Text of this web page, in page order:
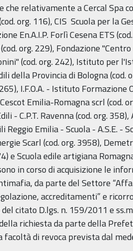
che relativamente a Cercal Spa
org. 116), CIS Scuola per la
En.A.I.P. Forlì Cesena ETS
(cod. org. 229), Fondazione
(cod. org. 242), Istituto per
della Provincia di Bologna (cod.
I.F.O.A. - Istituto Formazione
Emilia-Romagna scrl (cod.
- C.P.T. Ravenna (cod. org.
Reggio Emilia - Scuola - A.S.E. -
Scarl (cod. org. 3958),
e Scuola edile artigiana
in corso di acquisizione le
da parte del Settore
accreditamenti” e
citato D.lgs. n. 159/2011 e
richiesta da parte della
di revoca prevista dal